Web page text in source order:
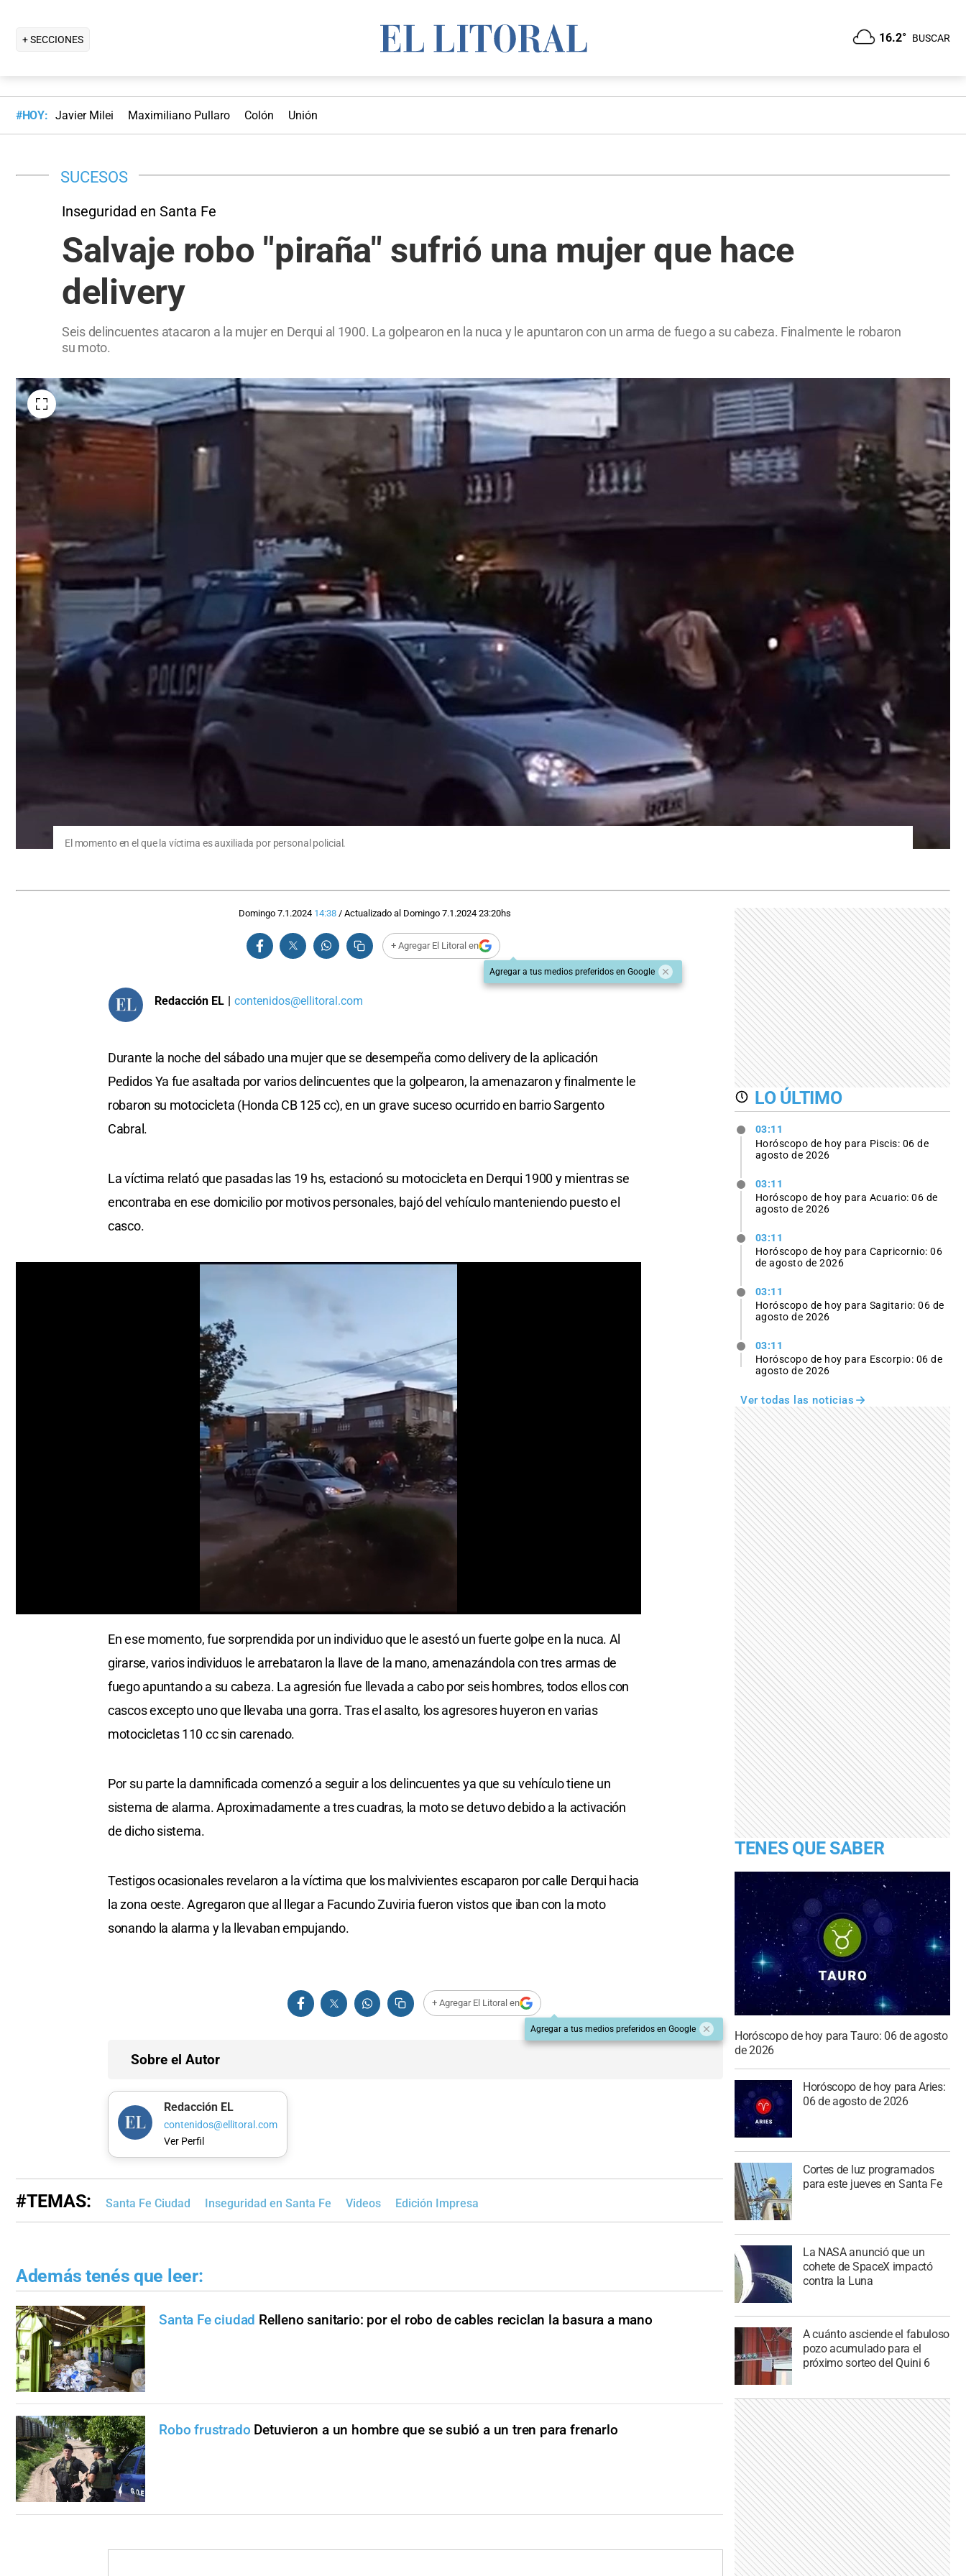
+ SECCIONES 16.2° BUSCAR
#HOY: Javier Milei Maximiliano Pullaro Colón Unión
SUCESOS
Inseguridad en Santa Fe
Salvaje robo "piraña" sufrió una mujer que hace
delivery
Seis delincuentes atacaron a la mujer en Derqui al 1900. La golpearon en la nuca y le apuntaron con un arma de fuego a su cabeza. Finalmente le robaron
su moto.
El momento en el que la víctima es auxiliada por personal policial.
Domingo 7.1.2024 14:38/ Actualizado al Domingo 7.1.2024 23:20hs
+ Agregar El Litoral en
Agregar a tus medios preferidos en Google
Redacción EL | contenidos@ellitoral.com
Durante la noche del sábado una mujer que se desempeña como delivery de la aplicación
Pedidos Ya fue asaltada por varios delincuentes que la golpearon, la amenazaron y finalmente le
robaron su motocicleta (Honda CB 125 cc), en un grave suceso ocurrido en barrio Sargento
Cabral.
La víctima relató que pasadas las 19 hs, estacionó su motocicleta en Derqui 1900 y mientras se
encontraba en ese domicilio por motivos personales, bajó del vehículo manteniendo puesto el
casco.
En ese momento, fue sorprendida por un individuo que le asestó un fuerte golpe en la nuca. Al
girarse, varios individuos le arrebataron la llave de la mano, amenazándola con tres armas de
fuego apuntando a su cabeza. La agresión fue llevada a cabo por seis hombres, todos ellos con
cascos excepto uno que llevaba una gorra. Tras el asalto, los agresores huyeron en varias
motocicletas 110 cc sin carenado.
Por su parte la damnificada comenzó a seguir a los delincuentes ya que su vehículo tiene un
sistema de alarma. Aproximadamente a tres cuadras, la moto se detuvo debido a la activación
de dicho sistema.
Testigos ocasionales revelaron a la víctima que los malvivientes escaparon por calle Derqui hacia
la zona oeste. Agregaron que al llegar a Facundo Zuviria fueron vistos que iban con la moto
sonando la alarma y la llevaban empujando.
+ Agregar El Litoral en
Agregar a tus medios preferidos en Google
Sobre el Autor
Redacción EL
contenidos@ellitoral.com
Ver Perfil
#TEMAS: Santa Fe Ciudad Inseguridad en Santa Fe Videos Edición Impresa
Además tenés que leer:
Santa Fe ciudad Relleno sanitario: por el robo de cables reciclan la basura a mano
Robo frustrado Detuvieron a un hombre que se subió a un tren para frenarlo
LO ÚLTIMO
03:11
Horóscopo de hoy para Piscis: 06 de
agosto de 2026
03:11
Horóscopo de hoy para Acuario: 06 de
agosto de 2026
03:11
Horóscopo de hoy para Capricornio: 06
de agosto de 2026
03:11
Horóscopo de hoy para Sagitario: 06 de
agosto de 2026
03:11
Horóscopo de hoy para Escorpio: 06 de
agosto de 2026
Ver todas las noticias
TENES QUE SABER
Horóscopo de hoy para Tauro: 06 de agosto
de 2026
Horóscopo de hoy para Aries:
06 de agosto de 2026
Cortes de luz programados
para este jueves en Santa Fe
La NASA anunció que un
cohete de SpaceX impactó
contra la Luna
A cuánto asciende el fabuloso
pozo acumulado para el
próximo sorteo del Quini 6